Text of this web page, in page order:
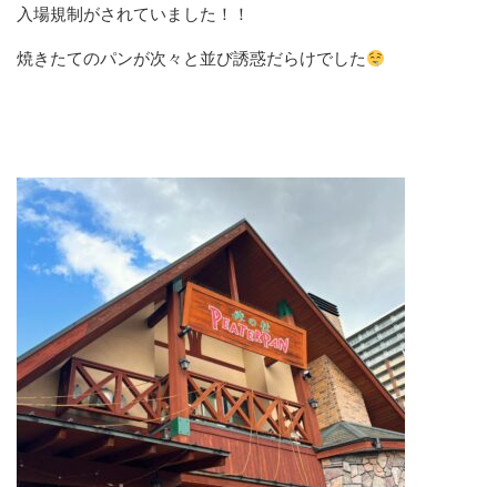
入場規制がされていました！！
焼きたてのパンが次々と並び誘惑だらけでした